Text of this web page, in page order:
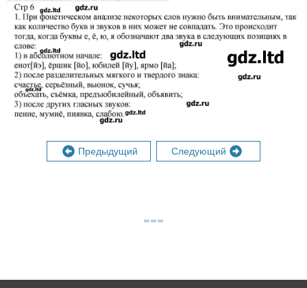
Предыдущий Следующий